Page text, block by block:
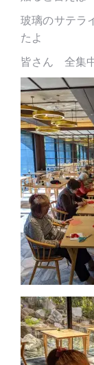
玻璃のサテラ
たよ
皆さん 全集